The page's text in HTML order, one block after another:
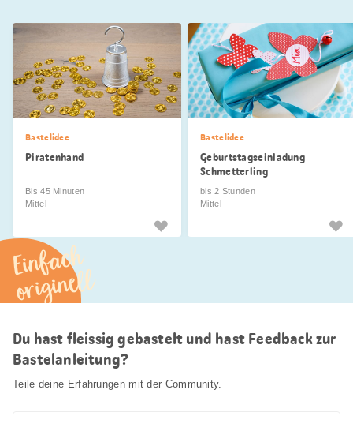
Bastelidee
Piratenhand
Bis 45 Minuten
Mittel
Bastelidee
Geburtstagseinladung
Schmetterling
bis 2 Stunden
Mittel
Einfach
originell
Du hast fleissig gebastelt und hast Feedback zur
Bastelanleitung?
Teile deine Erfahrungen mit der Community.